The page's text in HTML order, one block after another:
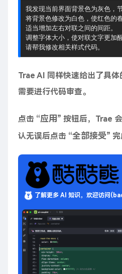
我发现当前界面背景色为灰色，
将背景色修改为白色，使红色的
适当增加左右对联之间的间距。
调整字体大小，使对联文字更加醒
Trae AI 同样快速给出了具
需要进行代码审查。
点击 “应用 ” 按钮后，Trae
认无误后点击 “全部接受” 完
了解更多 AI 知识，欢迎访问